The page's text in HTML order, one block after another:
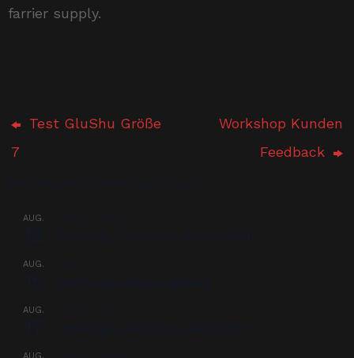
farrier supply.
Test GluShu Größe
7
Workshop Kunden
Feedback
AUG.
AUG.
AUG.